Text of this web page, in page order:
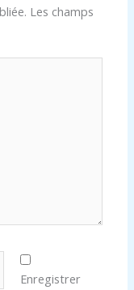
Les champs
Enregistrer